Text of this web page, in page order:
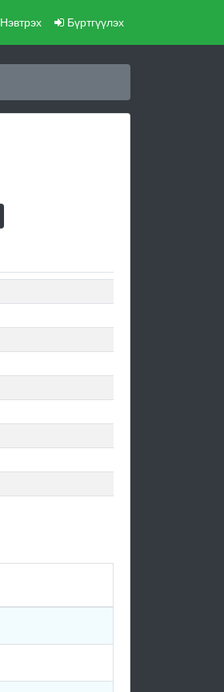
Нэвтрэх Бүртгүүлэх